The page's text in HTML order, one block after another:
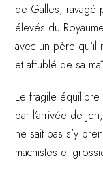
de Galles, ravagé
élevés du
avec un père qu'il
et affublé de sa
Le fragile
par l’arrivée de
ne sait pas s’y
machistes et